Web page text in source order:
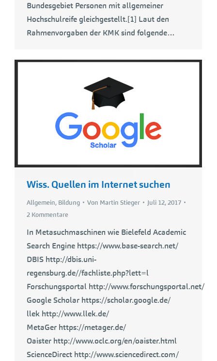
Bundesgebiet Personen mit allgemeiner
Hochschulreife gleichgestellt.[1] Laut den
Rahmenvorgaben der KMK sind folgende…
Wiss. Quellen im Internet suchen
Allgemein, Bildung Von Martin Stieger
Juli 12, 2017
2 Kommentare
In Metasuchmaschinen wie Bielefeld Academic
Search Engine https://www.base-search.net/
DBIS http://dbis.uni-
regensburg.de//fachliste.php?lett=l
Forschungsportal http://www.forschungsportal.net/
Google Scholar https://scholar.google.de/
llek http://www.llek.de/
MetaGer https://metager.de/
Oaister http://www.oclc.org/en/oaister.html
ScienceDirect http://www.sciencedirect.com/